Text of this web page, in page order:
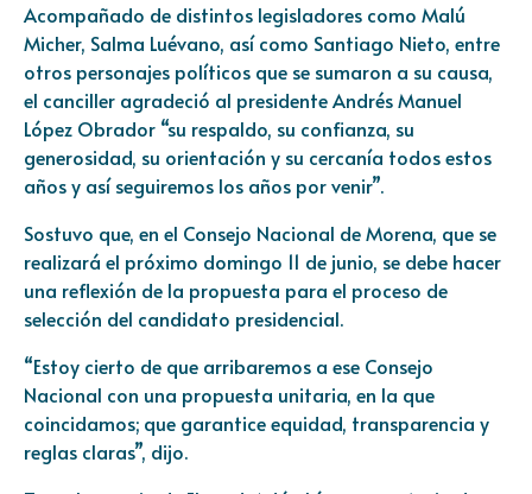
Acompañado de distintos legisladores como Malú
Micher, Salma Luévano, así como Santiago Nieto, entre
otros personajes políticos que se sumaron a su causa,
el canciller agradeció al presidente Andrés Manuel
López Obrador “su respaldo, su confianza, su
generosidad, su orientación y su cercanía todos estos
años y así seguiremos los años por venir”.
Sostuvo que, en el Consejo Nacional de Morena, que se
realizará el próximo domingo 11 de junio, se debe hacer
una reflexión de la propuesta para el proceso de
selección del candidato presidencial.
“Estoy cierto de que arribaremos a ese Consejo
Nacional con una propuesta unitaria, en la que
coincidamos; que garantice equidad, transparencia y
reglas claras”, dijo.